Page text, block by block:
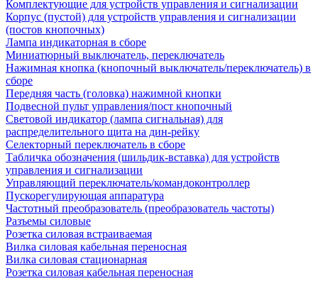
Комплектующие для устройств управления и сигнализации
Корпус (пустой) для устройств управления и сигнализации
(постов кнопочных)
Лампа индикаторная в сборе
Миниатюрный выключатель, переключатель
Нажимная кнопка (кнопочный выключатель/переключатель) в
сборе
Передняя часть (головка) нажимной кнопки
Подвесной пульт управления/пост кнопочный
Световой индикатор (лампа сигнальная) для
распределительного щита на дин-рейку
Селекторный переключатель в сборе
Табличка обозначения (шильдик-вставка) для устройств
управления и сигнализации
Управляющий переключатель/командоконтроллер
Пускорегулирующая аппаратура
Частотный преобразователь (преобразователь частоты)
Разъемы силовые
Розетка силовая встраиваемая
Вилка силовая кабельная переносная
Вилка силовая стационарная
Розетка силовая кабельная переносная